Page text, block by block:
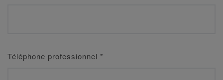
Téléphone professionnel *